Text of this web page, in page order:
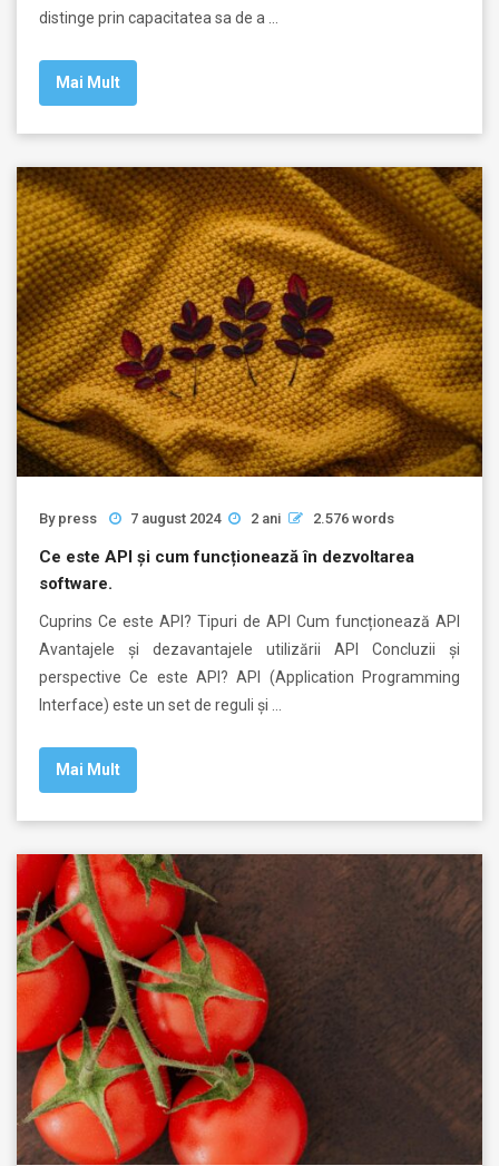
distinge prin capacitatea sa de a …
Mai Mult
By press 7 august 2024 2 ani 2.576 words
Ce este API și cum funcționează în dezvoltarea
software.
Cuprins Ce este API? Tipuri de API Cum funcționează API
Avantajele și dezavantajele utilizării API Concluzii și
perspective Ce este API? API (Application Programming
Interface) este un set de reguli și …
Mai Mult